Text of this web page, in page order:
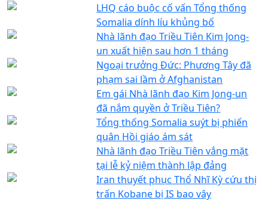
LHQ cáo buộc cố vấn Tổng thống
Somalia dính líu khủng bố
Nhà lãnh đạo Triều Tiên Kim Jong-
un xuất hiện sau hơn 1 tháng
Ngoại trưởng Đức: Phương Tây đã
phạm sai lầm ở Afghanistan
Em gái Nhà lãnh đạo Kim Jong-un
đã nắm quyền ở Triều Tiên?
Tổng thống Somalia suýt bị phiến
quân Hồi giáo ám sát
Nhà lãnh đạo Triều Tiên vắng mặt
tại lễ kỷ niệm thành lập đảng
Iran thuyết phục Thổ Nhĩ Kỳ cứu thị
trấn Kobane bị IS bao vây